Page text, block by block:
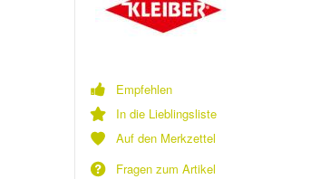
Empfehlen
In die Lieblingsliste
Auf den Merkzettel
Fragen zum Artikel